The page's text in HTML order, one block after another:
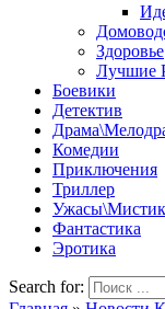
Здоровье
Лучшие
Боевики
Детектив
Комедии
Приключения
Триллер
Фантастика
Эротика
Search for: